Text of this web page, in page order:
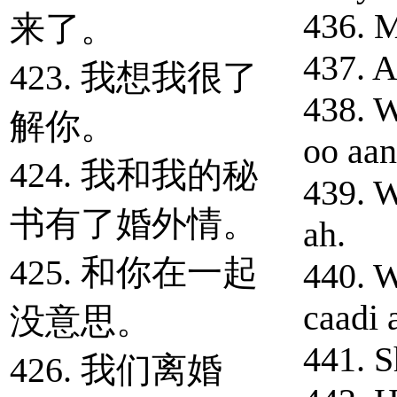
来了。
423. 我想我很了
解你。
424. 我和我的秘
书有了婚外情。
425. 和你在一起
没意思。
426. 我们离婚
436.
437.
438.
oo
439.
ah.
440.
caadi
441.